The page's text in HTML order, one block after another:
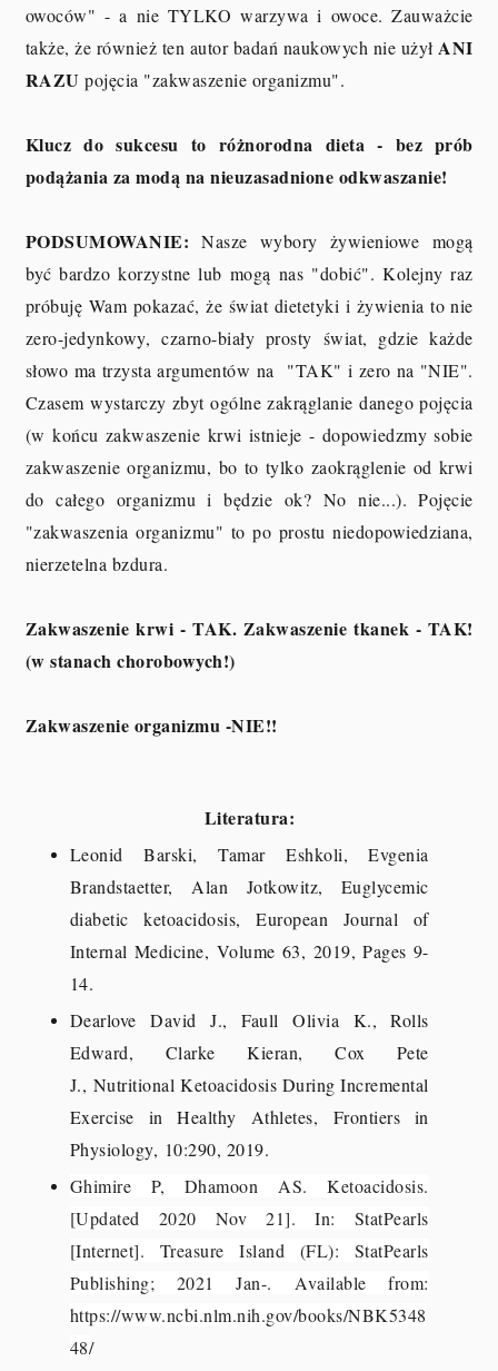
owoców" - a nie TYLKO warzywa i owoce. Zauważcie
także, że również ten autor badań naukowych nie użył ANI
RAZU pojęcia "zakwaszenie organizmu".
Klucz do sukcesu to różnorodna dieta - bez prób
podążania za modą na nieuzasadnione odkwaszanie!
PODSUMOWANIE:Nasze wybory żywieniowe mogą
być bardzo korzystne lub mogą nas "dobić". Kolejny raz
próbuję Wam pokazać, że świat dietetyki i żywienia to nie
zero-jedynkowy, czarno-biały prosty świat, gdzie każde
słowo ma trzysta argumentów na "TAK" i zero na "NIE".
Czasem wystarczy zbyt ogólne zakrąglanie danego pojęcia
(w końcu zakwaszenie krwi istnieje - dopowiedzmy sobie
zakwaszenie organizmu, bo to tylko zaokrąglenie od krwi
do całego organizmu i będzie ok? No nie...). Pojęcie
"zakwaszenia organizmu" to po prostu niedopowiedziana,
nierzetelna bzdura.
Zakwaszenie krwi - TAK. Zakwaszenie tkanek - TAK!
(w stanach chorobowych!)
Zakwaszenie organizmu -NIE!!
Literatura:
Leonid Barski, Tamar Eshkoli, Evgenia
Brandstaetter, Alan Jotkowitz, Euglycemic
diabetic ketoacidosis, European Journal of
Internal Medicine, Volume 63, 2019, Pages 9-
14.
Dearlove David J., Faull Olivia K., Rolls
Edward, Clarke Kieran, Cox Pete
J., Nutritional Ketoacidosis During Incremental
Exercise in Healthy Athletes, Frontiers in
Physiology, 10:290, 2019.
Ghimire P, Dhamoon AS. Ketoacidosis.
[Updated 2020 Nov 21]. In: StatPearls
[Internet]. Treasure Island (FL): StatPearls
Publishing; 2021 Jan-. Available from:
https://www.ncbi.nlm.nih.gov/books/NBK5348
48/